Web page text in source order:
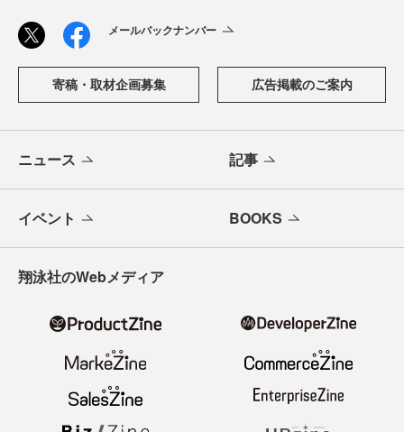
メールバックナンバー
寄稿・取材企画募集 広告掲載のご案内
ニュース 記事
イベント BOOKS
翔泳社のWebメディア